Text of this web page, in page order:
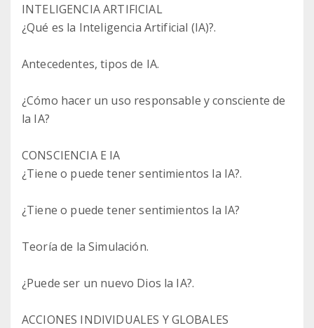
INTELIGENCIA ARTIFICIAL
¿Qué es la Inteligencia Artificial (IA)?.
Antecedentes, tipos de IA.
¿Cómo hacer un uso responsable y consciente de
la IA?
CONSCIENCIA E IA
¿Tiene o puede tener sentimientos la IA?.
¿Tiene o puede tener sentimientos la IA?
Teoría de la Simulación.
¿Puede ser un nuevo Dios la IA?.
ACCIONES INDIVIDUALES Y GLOBALES